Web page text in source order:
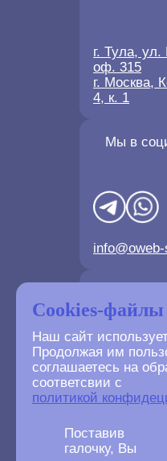
Cookies-файлы
Наш сайт
Продолжая им
соглашаетесь на
соответсвии с
политикой
Поставив
галочку, Вы
Мы в
г. Тула, ул.
оф. 315
г. Москва,
4, к. 1
+7(4872)
+7(499)